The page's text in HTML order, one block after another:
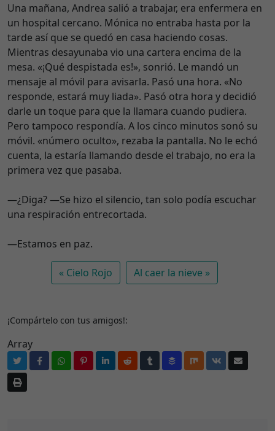
Una mañana, Andrea salió a trabajar, era enfermera en
un hospital cercano. Mónica no entraba hasta por la
tarde así que se quedó en casa haciendo cosas.
Mientras desayunaba vio una cartera encima de la
mesa. «¡Qué despistada es!», sonrió. Le mandó un
mensaje al móvil para avisarla. Pasó una hora. «No
responde, estará muy liada». Pasó otra hora y decidió
darle un toque para que la llamara cuando pudiera.
Pero tampoco respondía. A los cinco minutos sonó su
móvil. «número oculto», rezaba la pantalla. No le echó
cuenta, la estaría llamando desde el trabajo, no era la
primera vez que pasaba.
—¿Diga? —Se hizo el silencio, tan solo podía escuchar
una respiración entrecortada.
—Estamos en paz.
Cielo Rojo Al caer la nieve
¡Compártelo con tus amigos!:
Array